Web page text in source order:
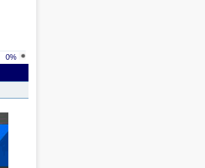
0%